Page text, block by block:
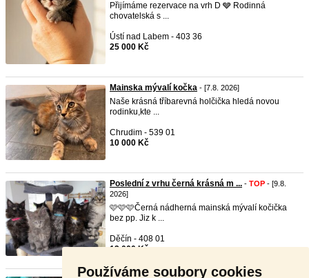
Používáme soubory cookies
Přijímáme rezervace na vrh D 🩶 Rodinná
chovatelská s ...
Ústí nad Labem - 403 36
25 000 Kč
Mainska mývalí kočka - [7.8. 2026]
Naše krásná tříbarevná holčička hledá novou
rodinku,kte ...
Chrudim - 539 01
10 000 Kč
Poslední z vrhu černá krásná m ... - TOP - [9.8.
2026]
🩷🩷🩷Černá nádherná mainská mývalí kočička
bez pp. Jiz k ...
Děčín - 408 01
12 000 Kč